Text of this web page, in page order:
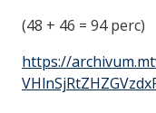
(48 + 46 = 94 perc)
https://